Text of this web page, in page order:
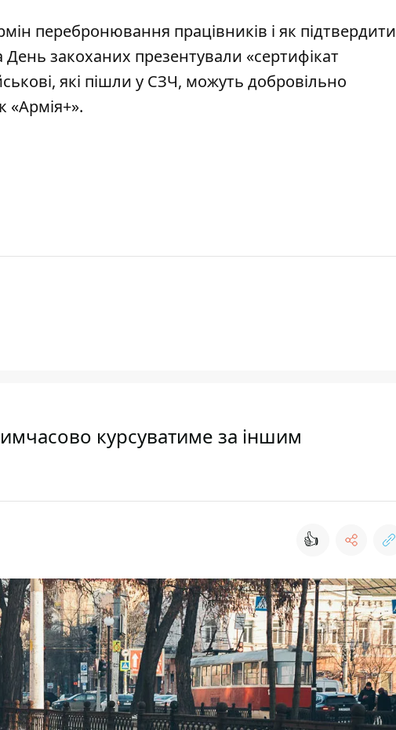
перебронювання працівників і як підтвердити
День закоханих презентували «сертифікат
які пішли у СЗЧ, можуть добровільно
«Армія+».
курсуватиме за іншим
👍